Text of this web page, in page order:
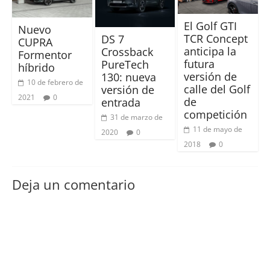
Nuevo
CUPRA
Formentor
híbrido
10 de febrero de
2021
0
DS 7
Crossback
PureTech
130: nueva
versión de
entrada
31 de marzo de
2020
0
El Golf GTI
TCR Concept
anticipa la
futura
versión de
calle del Golf
de
competición
11 de mayo de
2018
0
Deja un comentario